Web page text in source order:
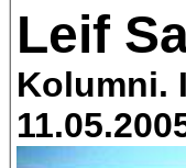
Leif
Kolumni.